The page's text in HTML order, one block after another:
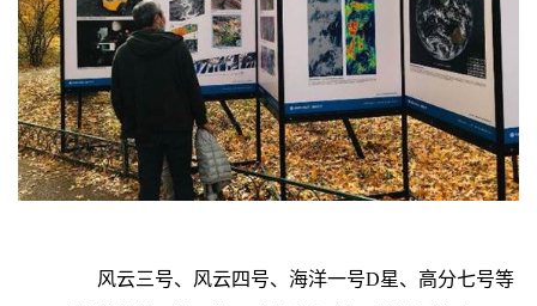
风云三号、风云四号、海洋一号D星、高分七号等